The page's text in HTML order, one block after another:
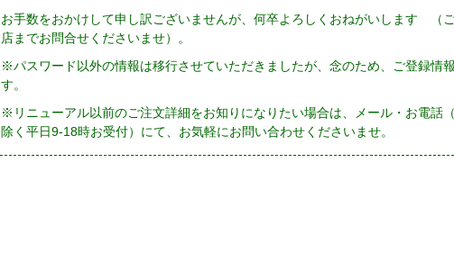
お手数をおかけして申し訳ございませんが、何卒よろしくおねがいします （
店までお問合せくださいませ）。
※パスワード以外の情報は移行させていただきましたが、念のため、ご登録情
す。
※リニューアル以前のご注文詳細をお知りになりたい場合は、メール・お電
除く平日9-18時お受付）にて、お気軽にお問い合わせくださいませ。